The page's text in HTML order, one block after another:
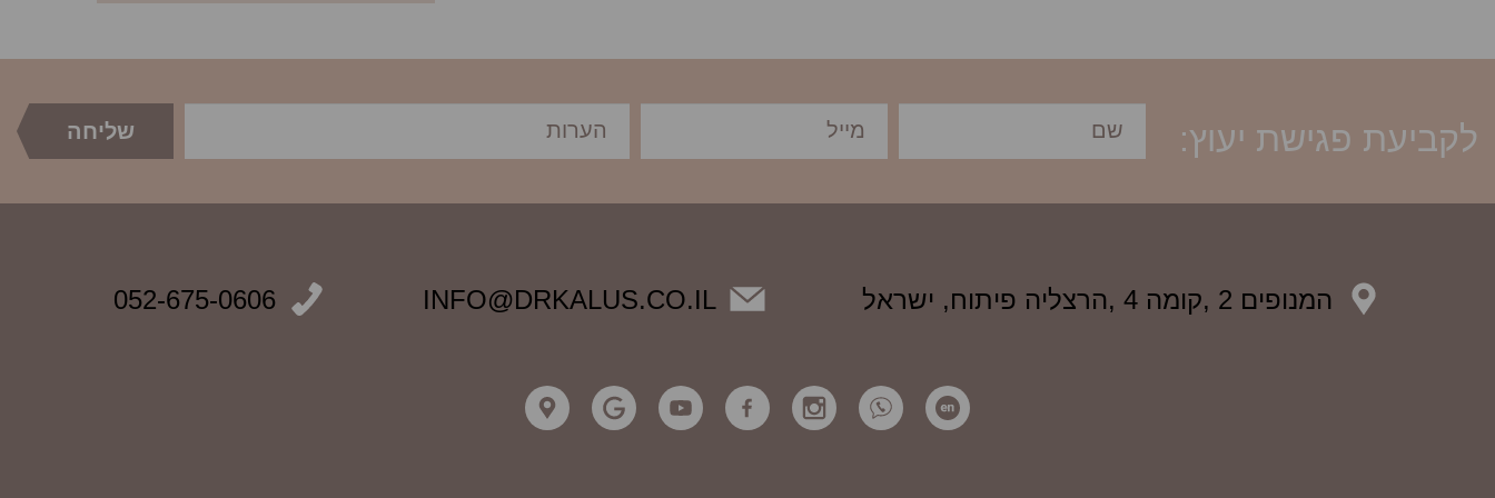
לקביעת פגישת יעוץ:
המנופים 2 ,קומה 4 ,הרצליה פיתוח, ישראל INFO@DRKALUS.CO.IL
052-675-0606